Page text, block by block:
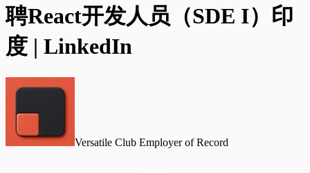
聘React开发人员（SDE I）印
度 | LinkedIn
Versatile Club Employer of Record